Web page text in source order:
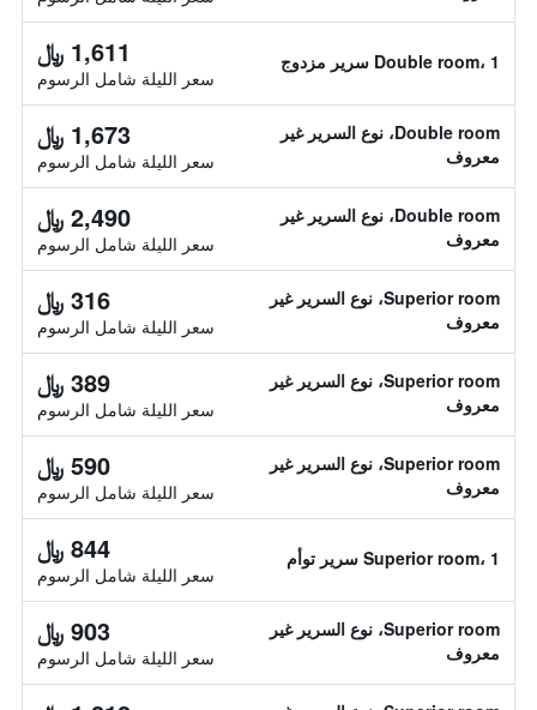
Double room، 1 سرير مزدوج 1,611 ﷼
سعر الليلة شامل الرسوم
Double room، نوع السرير غير
معروف
1,673 ﷼
سعر الليلة شامل الرسوم
Double room، نوع السرير غير
معروف
2,490 ﷼
سعر الليلة شامل الرسوم
Superior room، نوع السرير غير
معروف
316 ﷼
سعر الليلة شامل الرسوم
Superior room، نوع السرير غير
معروف
389 ﷼
سعر الليلة شامل الرسوم
Superior room، نوع السرير غير
معروف
590 ﷼
سعر الليلة شامل الرسوم
Superior room، 1 سرير توأم 844 ﷼
سعر الليلة شامل الرسوم
Superior room، نوع السرير غير
معروف
903 ﷼
سعر الليلة شامل الرسوم